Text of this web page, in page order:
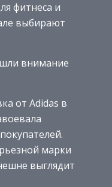
фитнеса и
выбирают
внимание
от Adidas в
марки
выглядит